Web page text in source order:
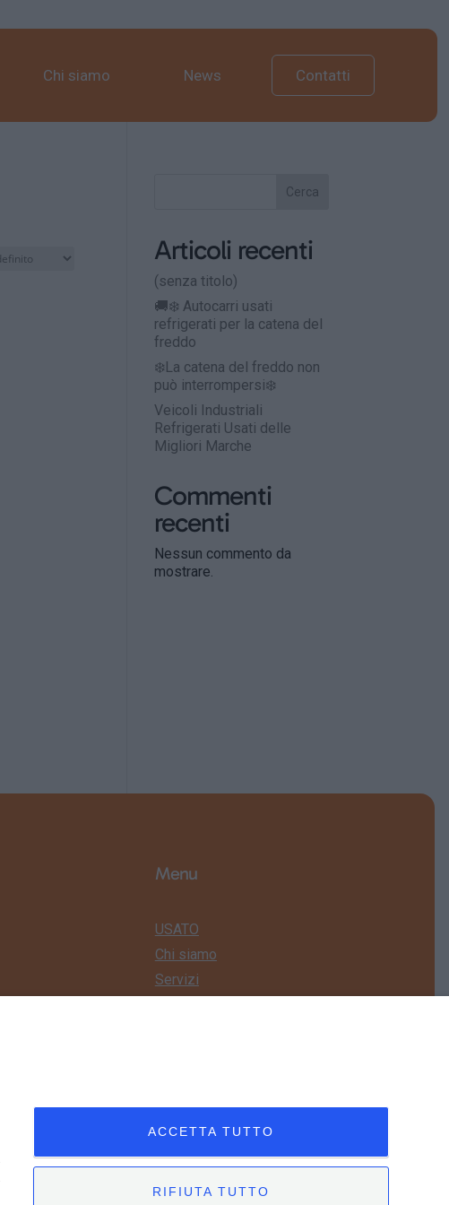
Chi siamo News Contatti
Cerca
Articoli recenti
(senza titolo)
🚚❄️ Autocarri usati
refrigerati per la catena del
freddo
❄️La catena del freddo non
può interrompersi❄️
Veicoli Industriali
Refrigerati Usati delle
Migliori Marche
Commenti
recenti
Nessun commento da
mostrare.
Menu
USATO
Chi siamo
Servizi
ACCETTA TUTTO
RIFIUTA TUTTO